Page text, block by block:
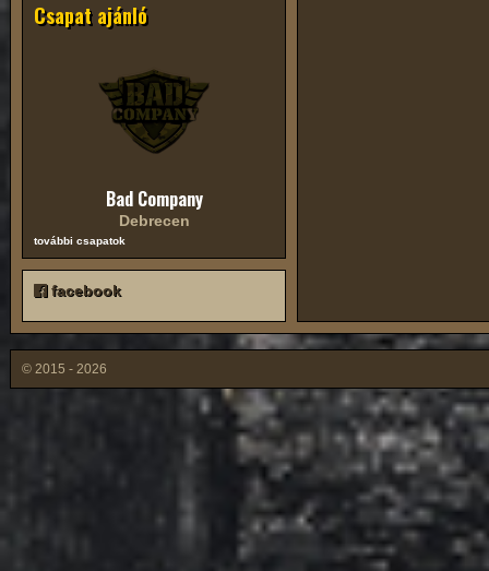
Csapat ajánló
Bad Company
Debrecen
további csapatok
facebook
© 2015 - 2026